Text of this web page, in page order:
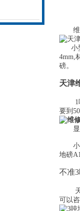
维修
小型
4mm,
磅。
天津
1吨
要到
显示
小型
地磅
不准3
天
可以